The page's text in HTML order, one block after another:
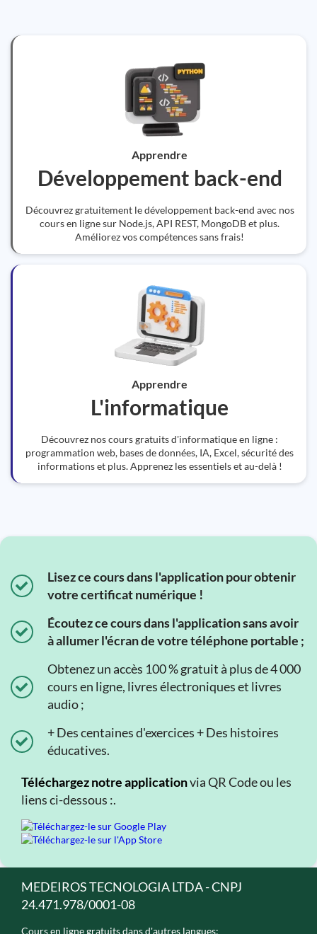
Apprendre
Développement back-end
Découvrez gratuitement le développement back-end avec nos
cours en ligne sur Node.js, API REST, MongoDB et plus.
Améliorez vos compétences sans frais!
Apprendre
L'informatique
Découvrez nos cours gratuits d'informatique en ligne :
programmation web, bases de données, IA, Excel, sécurité des
informations et plus. Apprenez les essentiels et au-delà !
Lisez ce cours dans l'application pour obtenir
votre certificat numérique !
Écoutez ce cours dans l'application sans avoir
à allumer l'écran de votre téléphone portable ;
Obtenez un accès 100 % gratuit à plus de 4 000
cours en ligne, livres électroniques et livres
audio ;
+ Des centaines d'exercices + Des histoires
éducatives.
Téléchargez notre applicationvia QR Code ou les
liens ci-dessous :.
MEDEIROS TECNOLOGIA LTDA - CNPJ
24.471.978/0001-08
Cours en ligne gratuits dans d'autres langues: